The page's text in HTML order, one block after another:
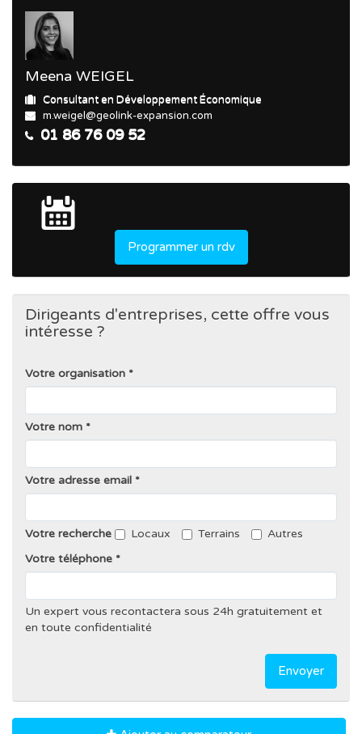
Meena WEIGEL
Consultant en Développement Économique
m.weigel@geolink-expansion.com
01 86 76 09 52
Programmer un rdv
Dirigeants d'entreprises, cette offre vous
intéresse ?
Votre organisation
Votre nom
Votre adresse email
Votre recherche Locaux Terrains
Autres
Votre téléphone
Un expert vous recontactera sous 24h gratuitement et
en toute confidentialité
Envoyer